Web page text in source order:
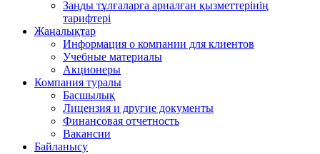
Заңды тұлғаларға арналған қызметтерінің
тарифтері
Жаңалықтар
Информация о компании для клиентов
Учебные материалы
Акционеры
Компания туралы
Басшылық
Лицензия и другие документы
Финансовая отчетность
Вакансии
Байланысу